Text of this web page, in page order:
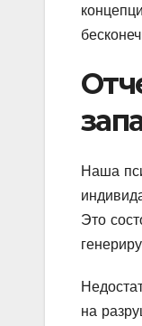
Наша
Это
на